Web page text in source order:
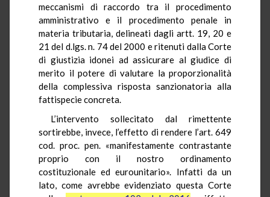
meccanismi di raccordo tra il procedimento
amministrativo e il procedimento penale in
materia tributaria, delineati dagli artt. 19, 20 e
21 del d.lgs. n. 74 del 2000 e ritenuti dalla Corte
di giustizia idonei ad assicurare al giudice di
merito il potere di valutare la proporzionalità
della complessiva risposta sanzionatoria alla
fattispecie concreta.
L’intervento sollecitato dal rimettente
sortirebbe, invece, l’effetto di rendere l’art. 649
cod. proc. pen. «manifestamente contrastante
proprio con il nostro ordinamento
costituzionale ed eurounitario». Infatti da un
lato, come avrebbe evidenziato questa Corte